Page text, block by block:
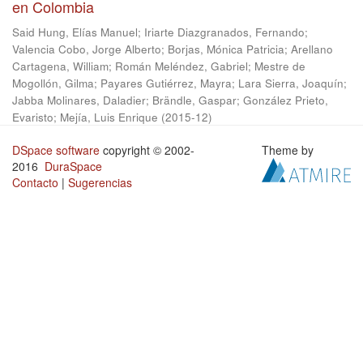
en Colombia
Said Hung, Elías Manuel; Iriarte Diazgranados, Fernando;
Valencia Cobo, Jorge Alberto; Borjas, Mónica Patricia; Arellano
Cartagena, William; Román Meléndez, Gabriel; Mestre de
Mogollón, Gilma; Payares Gutiérrez, Mayra; Lara Sierra, Joaquín;
Jabba Molinares, Daladier; Brändle, Gaspar; González Prieto,
Evaristo; Mejía, Luis Enrique (2015-12)
DSpace software copyright © 2002-
2016 DuraSpace
Contacto | Sugerencias
Theme by